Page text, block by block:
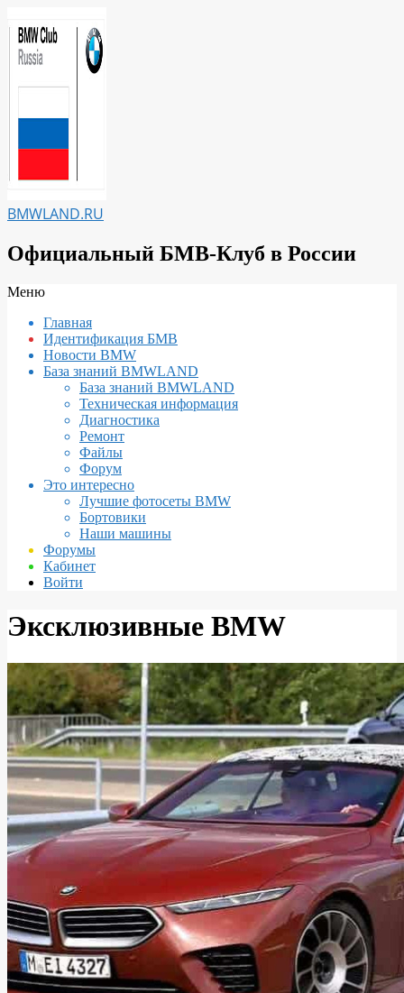
к
содержимому
BMWLAND.RU
Официальный БМВ-Клуб в России
Вторичное
навигации
Меню
Главная
Идентификация БМВ
Новости BMW
База знаний BMWLAND
База знаний BMWLAND
Техническая информация
Диагностика
Ремонт
Файлы
Форум
Это интересно
Лучшие фотосеты BMW
Бортовики
Наши машины
Форумы
Кабинет
Войти
Эксклюзивные BMW